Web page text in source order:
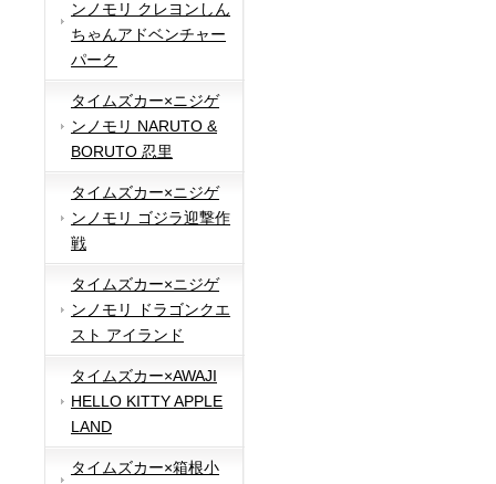
ンノモリ クレヨンしん
ちゃんアドベンチャー
パーク
タイムズカー×ニジゲ
ンノモリ NARUTO &
BORUTO 忍里
タイムズカー×ニジゲ
ンノモリ ゴジラ迎撃作
戦
タイムズカー×ニジゲ
ンノモリ ドラゴンクエ
スト アイランド
タイムズカー×AWAJI
HELLO KITTY APPLE
LAND
タイムズカー×箱根小